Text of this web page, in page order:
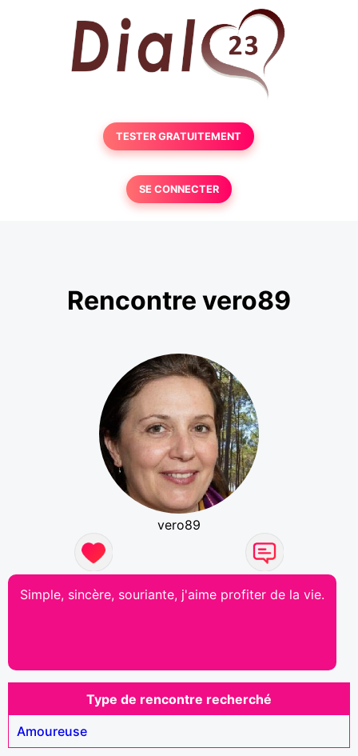
TESTER GRATUITEMENT
SE CONNECTER
Rencontre vero89
vero89
Simple, sincère, souriante, j'aime profiter de la vie.
Type de rencontre recherché
Amoureuse